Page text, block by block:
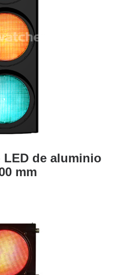
de aluminio
mm